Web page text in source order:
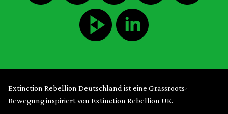
Extinction Rebellion Deutschland ist eine Grassroots-
Bewegung inspiriert von Extinction Rebellion UK.